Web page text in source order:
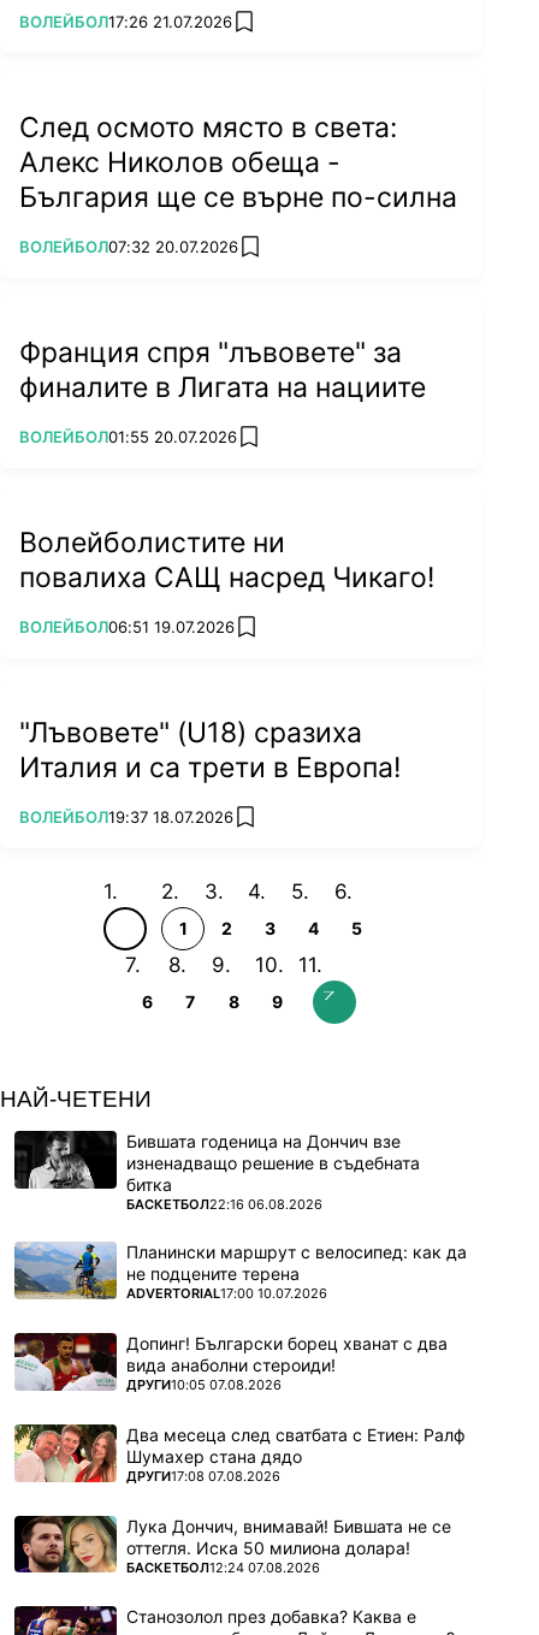
ПОВЕЧЕ ОТ
ВОЛЕЙБОЛ17:26 21.07.2026 add favorites
След осмото място в света:
Алекс Николов обеща -
България ще се върне по-силна
ПОВЕЧЕ ОТ
ВОЛЕЙБОЛ07:32 20.07.2026 add favorites
Франция спря "лъвовете" за
финалите в Лигата на нациите
ПОВЕЧЕ ОТ
ВОЛЕЙБОЛ01:55 20.07.2026 add favorites
Волейболистите ни
повалиха САЩ насред Чикаго!
ПОВЕЧЕ ОТ
ВОЛЕЙБОЛ06:51 19.07.2026 add favorites
"Лъвовете" (U18) сразиха
Италия и са трети в Европа!
ПОВЕЧЕ ОТ
ВОЛЕЙБОЛ19:37 18.07.2026 add favorites
1 2 3 4 5
6 7 8 9
НАЙ-ЧЕТЕНИ
Бившата годеница на Дончич взе
изненадващо решение в съдебната
битка
ПОВЕЧЕ ОТ
БАСКЕТБОЛ22:16 06.08.2026
Планински маршрут с велосипед: как да
не подцените терена
ПОВЕЧЕ ОТ
ADVERTORIAL17:00 10.07.2026
Допинг! Български борец хванат с два
вида анаболни стероиди!
ПОВЕЧЕ ОТ
ДРУГИ10:05 07.08.2026
Два месеца след сватбата с Етиен: Ралф
Шумахер стана дядо
ПОВЕЧЕ ОТ
ДРУГИ17:08 07.08.2026
Лука Дончич, внимавай! Бившата не се
оттегля. Иска 50 милиона долара!
ПОВЕЧЕ ОТ
БАСКЕТБОЛ12:24 07.08.2026
Станозолол през добавка? Каква е